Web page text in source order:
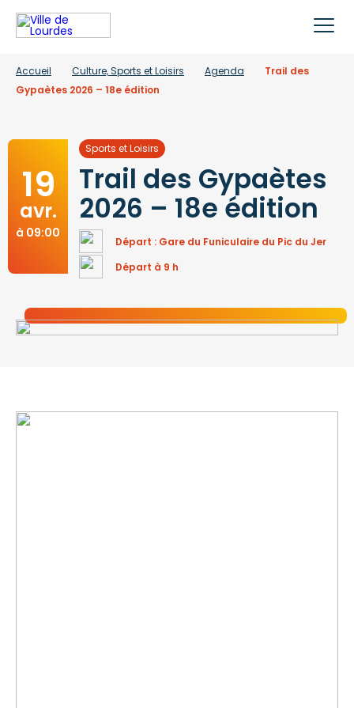
Accueil Culture, Sports et Loisirs Agenda
Trail des
Gypaètes 2026 – 18e édition
19
avr.
à 09:00
Sports et Loisirs
Trail des Gypaètes
2026 – 18e édition
Départ : Gare du Funiculaire du Pic du Jer
Départ à 9 h